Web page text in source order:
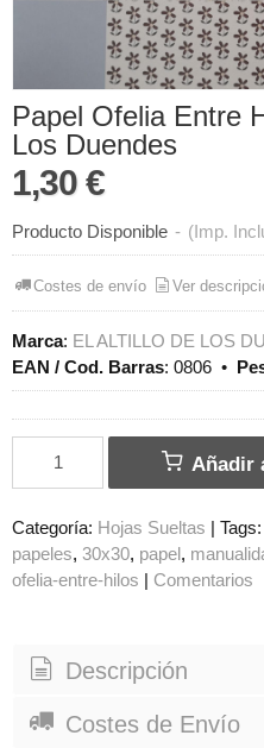
Papel Ofelia Entre
Los Duendes
1,30 €
Producto Disponible - (Imp.
Costes de envío Ver
Marca: EL ALTILLO DE LOS
EAN / Cod. Barras: 0806 •
Añadir
Categoría: Hojas Sueltas | Tags:
papeles 30x30 papel
ofelia-entre-hilos | Comentarios
Descripción
Costes de Envío